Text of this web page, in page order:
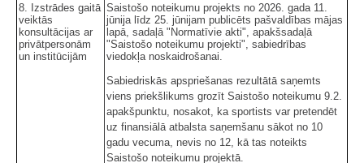
8. Izstrādes gaitā
veiktās
konsultācijas ar
privātpersonām
un institūcijām
Saistošo noteikumu projekts no 2026. gada 11.
jūnija līdz 25. jūnijam publicēts pašvaldības mājas
lapā, sadaļā "Normatīvie akti", apakšsadaļā
"Saistošo noteikumu projekti", sabiedrības
viedokļa noskaidrošanai.
Sabiedriskās apspriešanas rezultātā saņemts
viens priekšlikums grozīt Saistošo noteikumu 9.2.
apakšpunktu, nosakot, ka sportists var pretendēt
uz finansiālā atbalsta saņemšanu sākot no 10
gadu vecuma, nevis no 12, kā tas noteikts
Saistošo noteikumu projektā.